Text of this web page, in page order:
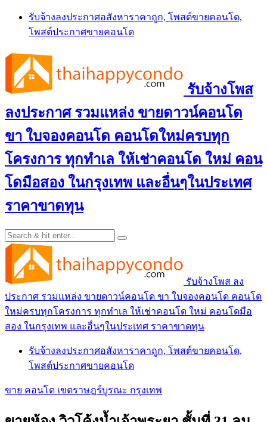
Skip
content
รับจ้างลงประกาศอสังหาราคาถูก, โพสต์ขายคอนโด,
โพสต์ประกาศขายคอนโด
รับจ้างโพส
ลงประกาศ รวมแหล่ง ขายดาวน์คอนโด
ขา ใบจองคอนโด คอนโดใหม่ครบทุก
โครงการ ทุกทำเล ให้เช่าคอนโด ใหม่ คอน
โดมือสอง ในกรุงเทพ และอื่นๆในประเทศ
ราคาขาดทุน
รับจ้างโพส ลง
ประกาศ รวมแหล่ง ขายดาวน์คอนโด ขา ใบจองคอนโด คอนโด
ใหม่ครบทุกโครงการ ทุกทำเล ให้เช่าคอนโด ใหม่ คอนโดมือ
สอง ในกรุงเทพ และอื่นๆในประเทศ ราคาขาดทุน
รับจ้างลงประกาศอสังหาราคาถูก, โพสต์ขายคอนโด,
โพสต์ประกาศขายคอนโด
ขาย คอนโด เขตราษฎร์บูรณะ กรุงเทพ